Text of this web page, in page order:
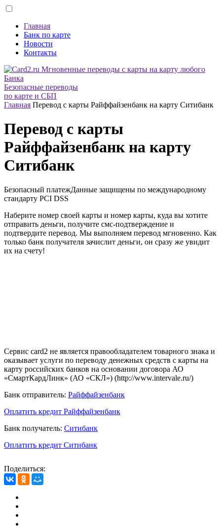
Главная
Банк по карте
Новости
Контакты
Безопасные переводы
по карте и СБП
Главная Перевод с карты Райффайзенбанк на карту Ситибанк
Перевод с карты
Райффайзенбанк на карту
Ситибанк
Безопасный платежДанные защищены по международному
стандарту PCI DSS
Наберите номер своей карты и номер карты, куда вы хотите
отправить деньги, получите смс-подтверждение и
подтвердите перевод. Мы выполняем перевод мгновенно. Как
только банк получателя зачислит деньги, он сразу же увидит
их на счету!
Сервис card2 не является правообладателем товарного знака и
оказывает услуги по переводу денежных средств с карты на
карту российских банков на основании договора АО
«СмартКардЛинк» (АО «СКЛ») (http://www.intervale.ru/)
Банк отправитель: Райффайзенбанк
Оплатить кредит Райффайзенбанк
Банк получатель: Ситибанк
Оплатить кредит Ситибанк
Поделиться: